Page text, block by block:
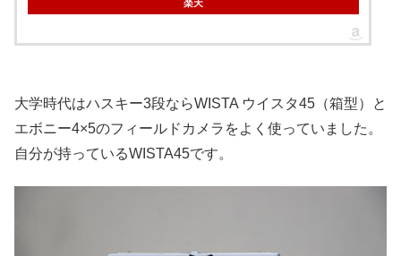
楽天
大学時代はハスキー3段ならWISTA ウイスタ45（箱型）と
エボニー4×5のフィールドカメラをよく使っていました。
自分が持っているWISTA45です。